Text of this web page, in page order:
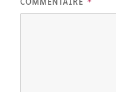
COMMENTAIRE *